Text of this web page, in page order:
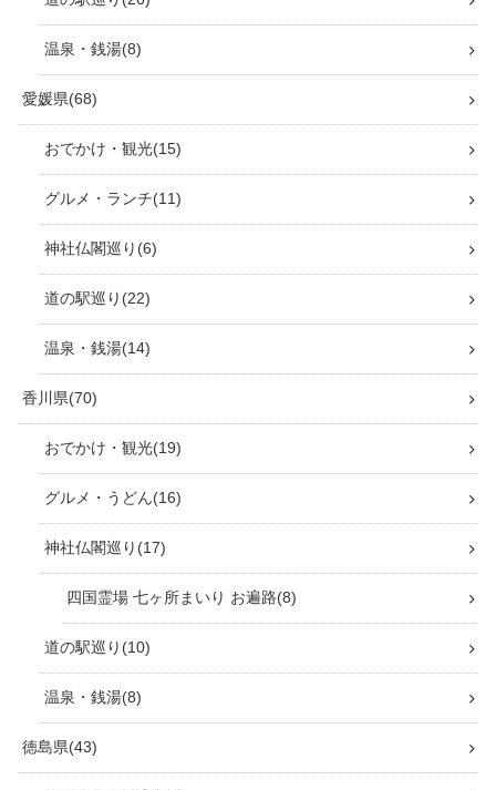
温泉・銭湯 8
愛媛県 68
おでかけ・観光 15
グルメ・ランチ 11
神社仏閣巡り 6
道の駅巡り 22
温泉・銭湯 14
香川県 70
おでかけ・観光 19
グルメ・うどん 16
神社仏閣巡り 17
四国霊場 七ヶ所まいり お遍路 8
道の駅巡り 10
温泉・銭湯 8
徳島県 43